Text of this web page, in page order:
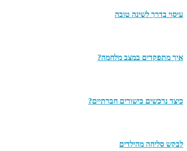
עיסוי בדרך לשינה טובה
איך מתפקדים במצב מלחמה?
כיצד נרכשים כישורים חברתיים?
לבקש סליחה מהילדים